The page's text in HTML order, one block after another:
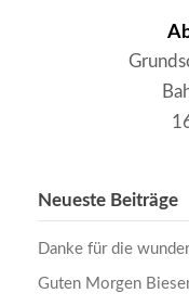
Neueste Beiträge
Danke für die
Guten Morgen